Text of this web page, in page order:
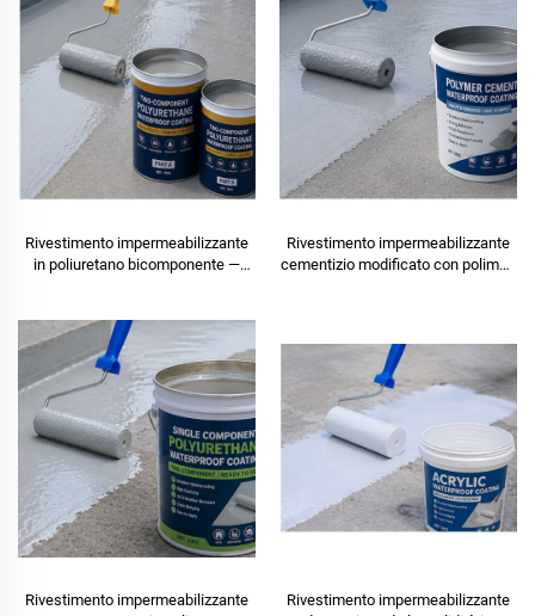
ecologici, truciolare impiallacciato,
ecc.
Rivestimento impermeabilizzante
in poliuretano bicomponente —
a −35 °C · Classe B₂-E
Rivestimento impermeabilizzante
cementizio modificato con polimeri
Rivestimento impermeabilizzante
Rivestimento impermeabilizzante